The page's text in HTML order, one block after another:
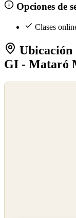
Opciones de
Clases
Ubicación
GI - Mataró